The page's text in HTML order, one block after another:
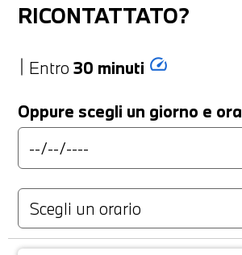
RICONTATTATO?
Entro 30 minuti speed
Oppure scegli un giorno e ora